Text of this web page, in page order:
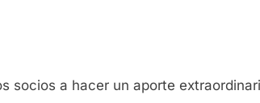
socios a hacer un aporte